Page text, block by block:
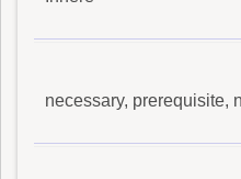
necessary, prerequisite,